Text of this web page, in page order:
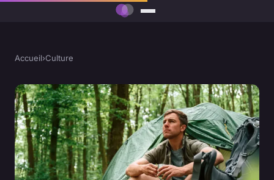
Accueil›Culture